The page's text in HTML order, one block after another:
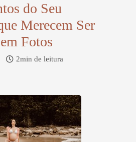
do Seu
Merecem Ser
Fotos
2min de leitura